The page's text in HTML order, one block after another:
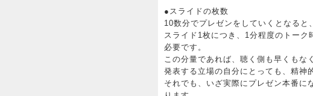
●スライドの枚数
10数分でプレゼンをしていくとなると
スライド1枚につき、1分程度のトー
必要です。
この分量であれば、聴く側も早くもな
発表する立場の自分にとっても、精神
それでも、いざ実際にプレゼン本番に